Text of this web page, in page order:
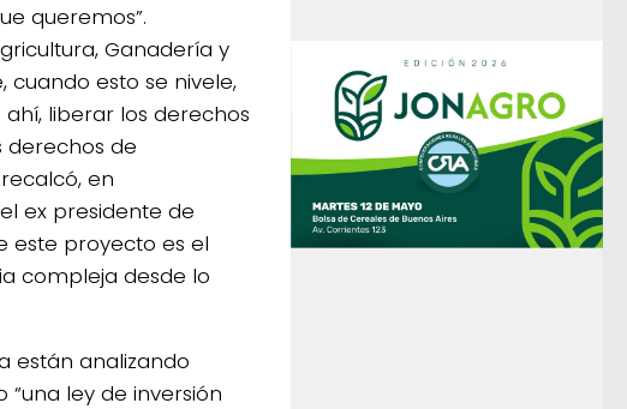
queremos”.
Ganadería y
cuando esto se nivele,
liberar los derechos
derechos de
en
ex presidente de
este proyecto es el
compleja desde lo
están analizando
ley de inversión